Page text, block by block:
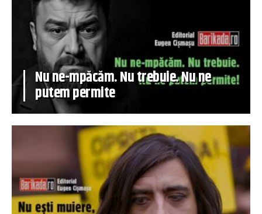
Nu ne-mpăcăm. Nu trebuie. Nu ne
putem permite